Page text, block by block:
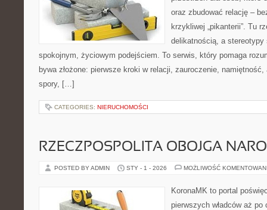
oraz zbudować relację –
krzykliwej „pikanterii”. Tu
delikatnością, a stereotypy
spokojnym, życiowym podejściem. To serwis, który pomaga
bywa złożone: pierwsze kroki w relacji, zauroczenie,
spory, […]
CATEGORIES: NIERUCHOMOŚCI
RZECZPOSPOLITA OBOJGA
POSTED BY ADMIN STY - 1 - 2026 MOŻLIWOŚĆ
KoronaMK to portal
pierwszych władców aż